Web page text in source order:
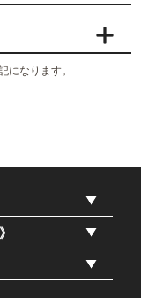
はこちら
になります。